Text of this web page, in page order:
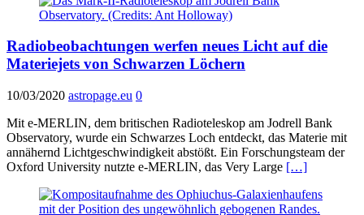
Radiobeobachtungen werfen neues Licht auf die
Materiejets von Schwarzen Löchern
10/03/2020 astropage.eu 0
Mit e-MERLIN, dem britischen Radioteleskop am Jodrell Bank
Observatory, wurde ein Schwarzes Loch entdeckt, das Materie mit
annähernd Lichtgeschwindigkeit abstößt. Ein Forschungsteam der
Oxford University nutzte e-MERLIN, das Very Large […]